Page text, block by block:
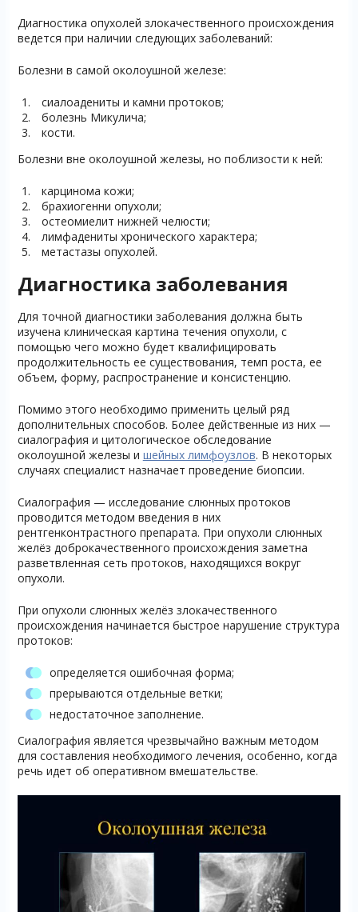
Диагностика опухолей злокачественного происхождения
ведется при наличии следующих заболеваний:
Болезни в самой околоушной железе:
сиалоадениты и камни протоков;
болезнь Микулича;
кости.
Болезни вне околоушной железы, но поблизости к ней:
карцинома кожи;
брахиогенни опухоли;
остеомиелит нижней челюсти;
лимфадениты хронического характера;
метастазы опухолей.
Диагностика заболевания
Для точной диагностики заболевания должна быть
изучена клиническая картина течения опухоли, с
помощью чего можно будет квалифицировать
продолжительность ее существования, темп роста, ее
объем, форму, распространение и консистенцию.
Помимо этого необходимо применить целый ряд
дополнительных способов. Более действенные из них —
сиалография и цитологическое обследование
околоушной железы и шейных лимфоузлов. В некоторых
случаях специалист назначает проведение биопсии.
Сиалография — исследование слюнных протоков
проводится методом введения в них
рентгенконтрастного препарата. При опухоли слюнных
желёз доброкачественного происхождения заметна
разветвленная сеть протоков, находящихся вокруг
опухоли.
При опухоли слюнных желёз злокачественного
происхождения начинается быстрое нарушение структура
протоков:
определяется ошибочная форма;
прерываются отдельные ветки;
недостаточное заполнение.
Сиалография является чрезвычайно важным методом
для составления необходимого лечения, особенно, когда
речь идет об оперативном вмешательстве.